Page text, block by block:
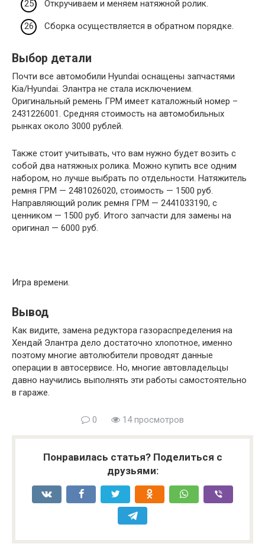
Откручиваем и меняем натяжной ролик.
Сборка осуществляется в обратном порядке.
Выбор детали
Почти все автомобили Hyundai оснащены запчастями
Kia/Hyundai. Элантра не стала исключением.
Оригинальный ремень ГРМ имеет каталожный номер –
2431226001. Средняя стоимость на автомобильных
рынках около 3000 рублей.
Также стоит учитывать, что вам нужно будет возить с
собой два натяжных ролика. Можно купить все одним
набором, но лучше выбрать по отдельности. Натяжитель
ремня ГРМ — 2481026020, стоимость — 1500 руб.
Направляющий ролик ремня ГРМ — 2441033190, с
ценником — 1500 руб. Итого запчасти для замены на
оригинал — 6000 руб.
Игра времени.
Вывод
Как видите, замена редуктора газораспределения на
Хендай Элантра дело достаточно хлопотное, именно
поэтому многие автолюбители проводят данные
операции в автосервисе. Но, многие автовладельцы
давно научились выполнять эти работы самостоятельно
в гараже.
0 14 просмотров
Понравилась статья? Поделиться с
друзьями: